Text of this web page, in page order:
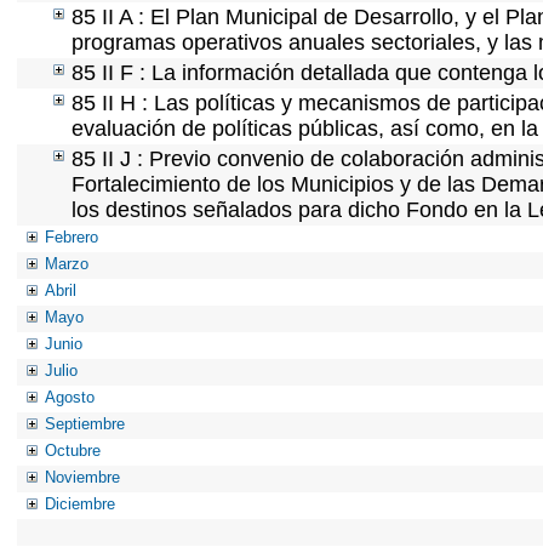
85 II A : El Plan Municipal de Desarrollo, y el
programas operativos anuales sectoriales, y
85 II F : La información detallada que contenga
85 II H : Las políticas y mecanismos de
evaluación de políticas públicas, así como, en
85 II J : Previo convenio de colaboración
Fortalecimiento de los Municipios y de las
los destinos señalados para dicho Fondo en la
Febrero
Marzo
Abril
Mayo
Junio
Julio
Agosto
Septiembre
Octubre
Noviembre
Diciembre